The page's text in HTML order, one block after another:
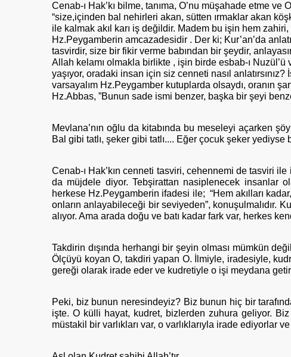
Cenab-ı Hak’kı bilme, tanıma, O’nu müşahade etme
“size,içinden bal nehirleri akan, sütten ırmaklar akan
ile kalmak akıl karı iş değildir. Madem bu işin hem
Hz.Peygamberin amcazadesidir . Der ki; Kur’an’da
tasvirdir, size bir fikir verme babından bir şeydir,
Allah kelamı olmakla birlikte , işin birde esbab-ı
yaşıyor, oradaki insan için siz cenneti nasıl
varsayalım Hz.Peygamber kutuplarda olsaydı, oranın
Hz.Abbas, ”Bunun sade ismi benzer, başka bir şeyi
Mevlana’nın oğlu da kitabında bu meseleyi açarken
Bal gibi tatlı, şeker gibi tatlı.... Eğer çocuk şeker
Cenab-ı Hak’kın cenneti tasviri, cehennemi de tasviri
da müjdele diyor. Tebşirattan nasiplenecek insanlar
herkese Hz.Peygamberin ifadesi ile; “Hem akılları
onların anlayabileceği bir seviyeden”, konuşulmalıdır.
alıyor. Ama arada doğu ve batı kadar fark var, herkes
Takdirin dışında herhangi bir şeyin olması mümkün
Ölçüyü koyan O, takdiri yapan O. İlmiyle, iradesiyle,
gereği olarak irade eder ve kudretiyle o işi meydana
Peki, biz bunun neresindeyiz? Biz bunun hiç bir
işte. O külli hayat, kudret, bizlerden zuhura geliyor. Biz
müstakil bir varlıkları var, o varlıklarıyla irade ediyorlar